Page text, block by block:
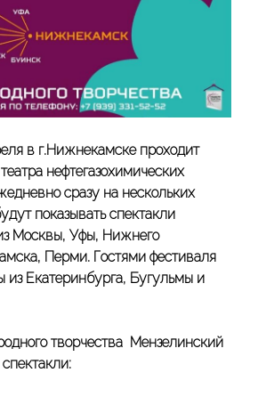
в г.Нижнекамске проходит
нефтегазохимических
сразу на нескольких
показывать спектакли
Москвы, Уфы, Нижнего
Перми. Гостями фестиваля
из Екатеринбурга, Бугульмы и
творчества Мензелинский